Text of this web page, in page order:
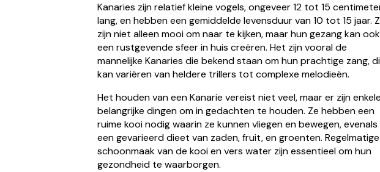
Kanaries zijn relatief kleine vogels, ongeveer 12 tot 15
lang, en hebben een gemiddelde levensduur van 10 tot 15 jaar.
zijn niet alleen mooi om naar te kijken, maar hun gezang kan ook
een rustgevende sfeer in huis creëren. Het zijn vooral de
mannelijke Kanaries die bekend staan om hun prachtige zang,
kan variëren van heldere trillers tot complexe melodieën.
Het houden van een Kanarie vereist niet veel, maar er zijn
belangrijke dingen om in gedachten te houden. Ze hebben een
ruime kooi nodig waarin ze kunnen vliegen en bewegen, evenals
een gevarieerd dieet van zaden, fruit, en groenten. Regelmatige
schoonmaak van de kooi en vers water zijn essentieel om hun
gezondheid te waarborgen.